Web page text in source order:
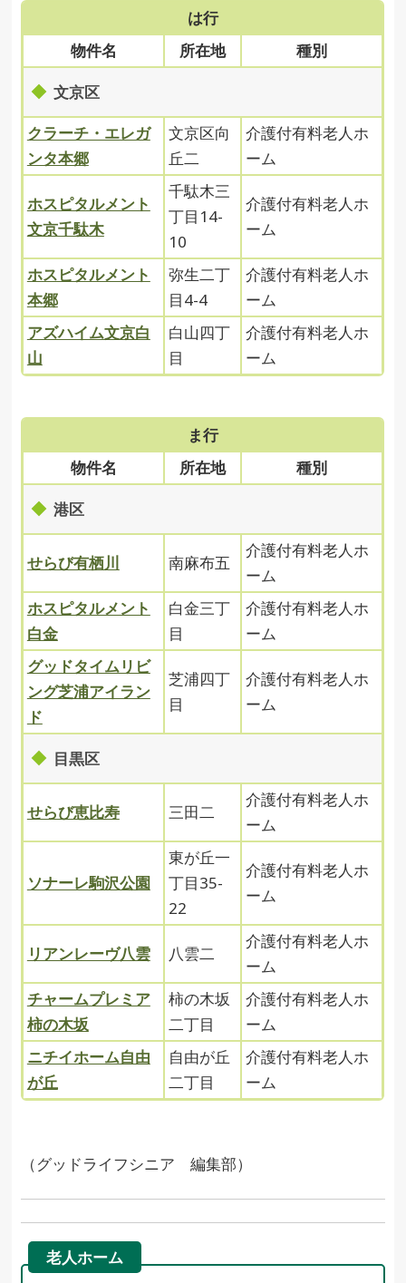
は行
物件名
所在地 種別
文京区
クラーチ・エレガ
ンタ本郷
文京区向
丘二
介護付有料老人ホ
ーム
ホスピタルメント
文京千駄木
千駄木三
丁目14-
10
介護付有料老人ホ
ーム
ホスピタルメント
本郷
弥生二丁
目4-4
介護付有料老人ホ
ーム
アズハイム文京白
山
白山四丁
目
介護付有料老人ホ
ーム
ま行
物件名
所在地 種別
港区
せらび有栖川 南麻布五
介護付有料老人ホ
ーム
ホスピタルメント
白金
白金三丁
目
介護付有料老人ホ
ーム
グッドタイムリビ
ング芝浦アイラン
ド
芝浦四丁
目
介護付有料老人ホ
ーム
目黒区
せらび恵比寿 三田二
介護付有料老人ホ
ーム
ソナーレ駒沢公園
東が丘一
丁目35-
22
介護付有料老人ホ
ーム
リアンレーヴ八雲 八雲二
介護付有料老人ホ
ーム
チャームプレミア
柿の木坂
柿の木坂
二丁目
介護付有料老人ホ
ーム
ニチイホーム自由
が丘
自由が丘
二丁目
介護付有料老人ホ
ーム
（グッドライフシニア 編集部）
老人ホーム